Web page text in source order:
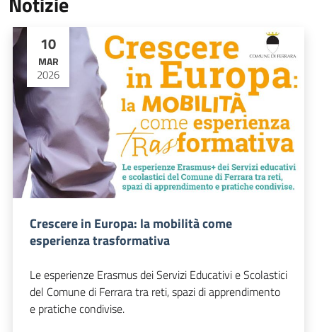
10
MAR
2026
Crescere in Europa: la mobilità come
esperienza trasformativa
Le esperienze Erasmus dei Servizi Educativi e Scolastici
del Comune di Ferrara tra reti, spazi di apprendimento
e pratiche condivise.